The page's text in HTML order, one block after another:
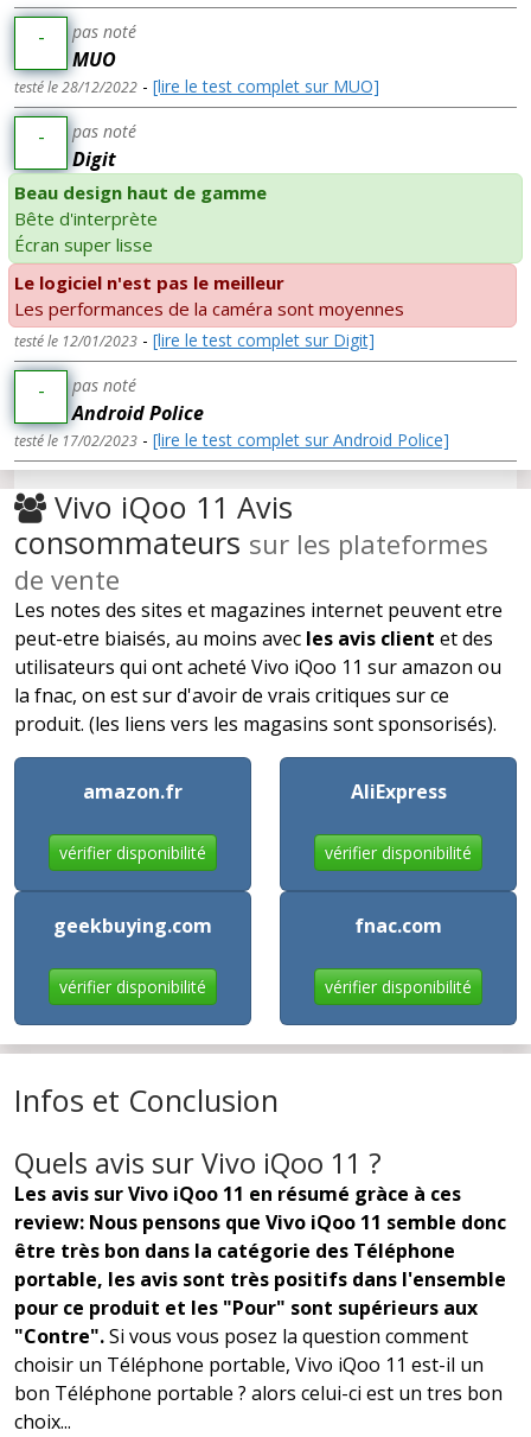
- pas noté
MUO
testé le 28/12/2022 - [lire le test complet sur MUO]
- pas noté
Digit
Beau design haut de gamme
Bête d'interprète
Écran super lisse
Le logiciel n'est pas le meilleur
Les performances de la caméra sont moyennes
testé le 12/01/2023 - [lire le test complet sur Digit]
- pas noté
Android Police
testé le 17/02/2023 - [lire le test complet sur Android Police]
Vivo iQoo 11 Avis
consommateurs sur les plateformes
de vente
Les notes des sites et magazines internet peuvent etre
peut-etre biaisés, au moins avec les avis client et des
utilisateurs qui ont acheté Vivo iQoo 11 sur amazon ou
la fnac, on est sur d'avoir de vrais critiques sur ce
produit. (les liens vers les magasins sont sponsorisés).
amazon.fr
vérifier disponibilité
AliExpress
vérifier disponibilité
geekbuying.com
vérifier disponibilité
fnac.com
vérifier disponibilité
Infos et Conclusion
Quels avis sur Vivo iQoo 11 ?
Les avis sur Vivo iQoo 11 en résumé gràce à ces
review: Nous pensons que Vivo iQoo 11 semble donc
être très bon dans la catégorie des Téléphone
portable, les avis sont très positifs dans l'ensemble
pour ce produit et les "Pour" sont supérieurs aux
"Contre".Si vous vous posez la question comment
choisir un Téléphone portable, Vivo iQoo 11 est-il un
bon Téléphone portable ? alors celui-ci est un tres bon
choix...